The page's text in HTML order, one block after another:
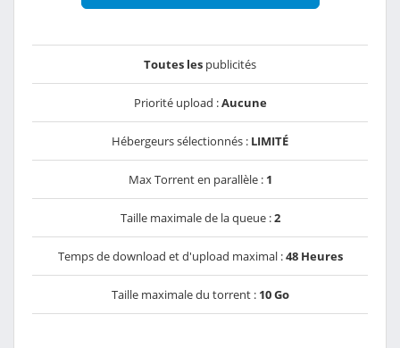
Toutes les publicités
Priorité upload :Aucune
Hébergeurs sélectionnés : LIMITÉ
Max Torrent en parallèle : 1
Taille maximale de la queue :2
Temps de download et d'upload maximal :48 Heures
Taille maximale du torrent : 10 Go